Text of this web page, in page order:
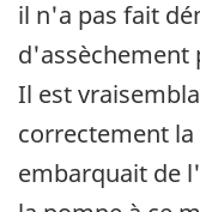
il n'a pas fait
d'assèchement
Il est
correctement la
embarquait de